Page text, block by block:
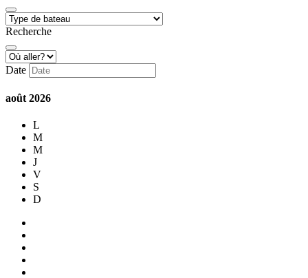
Recherche
Date
août 2026
L
M
M
J
V
S
D